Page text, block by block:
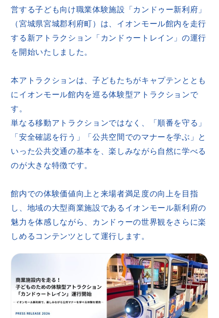
営する子ども向け職業体験施設「カンドゥー新利府」
（宮城県宮城郡利府町）は、イオンモール館内を走行
する新アトラクション「カンドゥートレイン」の運行
を開始いたしました。
本アトラクションは、子どもたちがキャプテンととも
にイオンモール館内を巡る体験型アトラクションで
す。
単なる移動アトラクションではなく、「順番を守る」
「安全確認を行う」「公共空間でのマナーを学ぶ」と
いった公共交通の基本を、楽しみながら自然に学べる
のが大きな特徴です。
館内での体験価値向上と来場者満足度の向上を目指
し、地域の大型商業施設であるイオンモール新利府の
魅力を体感しながら、カンドゥーの世界観をさらに楽
しめるコンテンツとして運行します。